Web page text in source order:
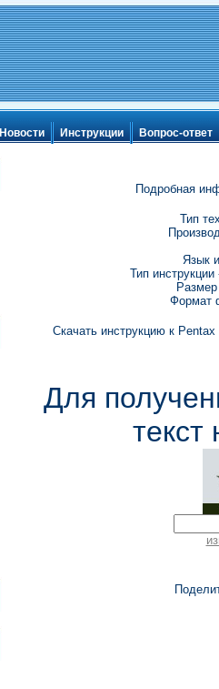
Новости Инструкции Вопрос-ответ
Подробная
Тип
Язык
Тип
Формат
Скачать инструкцию к
Для
текст